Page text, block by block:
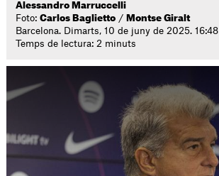
Alessandro Marruccelli
Foto:Carlos Baglietto / Montse Giralt
Barcelona. Dimarts, 10 de juny de 2025. 16:48
Temps de lectura: 2 minuts